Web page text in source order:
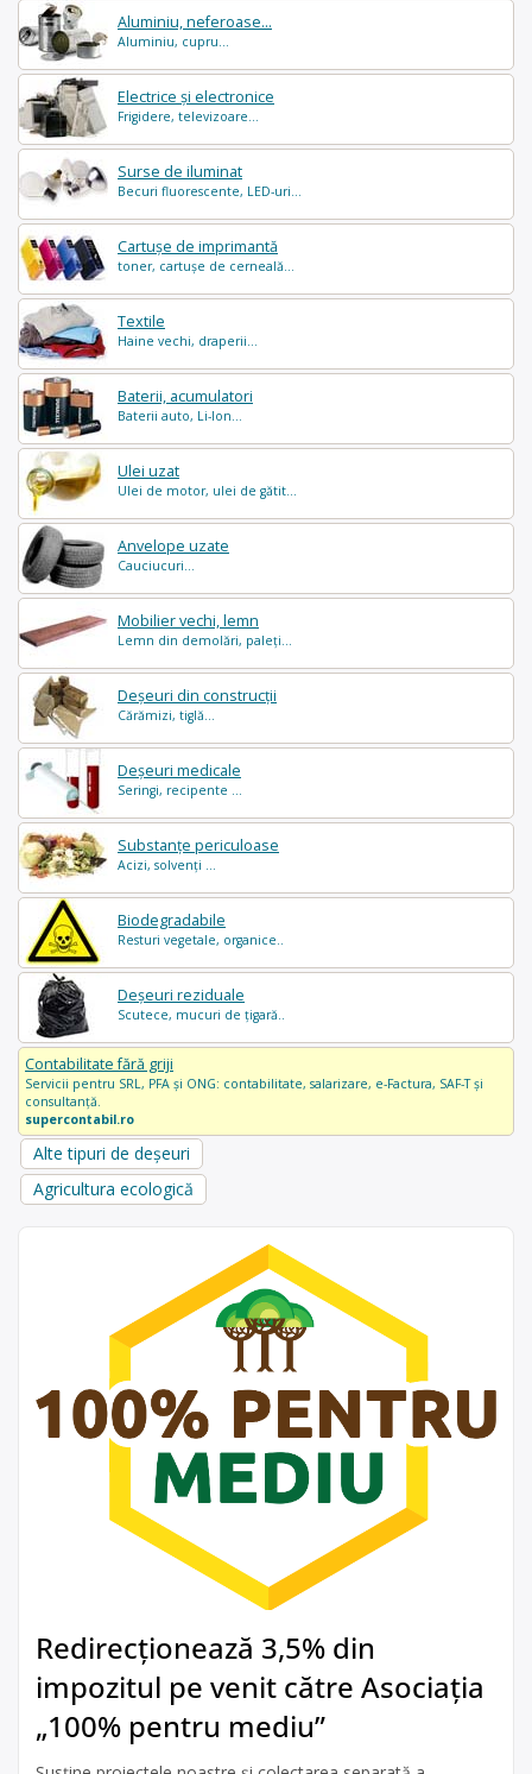
Aluminiu, neferoase...
Aluminiu, cupru...
Electrice și electronice
Frigidere, televizoare...
Surse de iluminat
Becuri fluorescente, LED-uri...
Cartușe de imprimantă
toner, cartușe de cerneală...
Textile
Haine vechi, draperii...
Baterii, acumulatori
Baterii auto, Li-Ion...
Ulei uzat
Ulei de motor, ulei de gătit...
Anvelope uzate
Cauciucuri...
Mobilier vechi, lemn
Lemn din demolări, paleți...
Deșeuri din construcții
Cărămizi, tiglă...
Deșeuri medicale
Seringi, recipente ...
Substanțe periculoase
Acizi, solvenți ...
Biodegradabile
Resturi vegetale, organice..
Deșeuri reziduale
Scutece, mucuri de țigară..
Contabilitate fără griji
Servicii pentru SRL, PFA și ONG: contabilitate, salarizare, e-Factura, SAF-T și
consultanță.
supercontabil.ro
Alte tipuri de deșeuri
Agricultura ecologică
Redirecționează 3,5% din
impozitul pe venit către Asociația
„100% pentru mediu”